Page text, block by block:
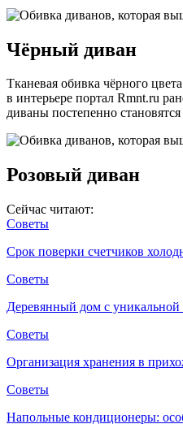
Чёрный диван
Тканевая обивка чёрного
в интерьере портал Rmnt.ru
диваны постепенно
Розовый диван
Сейчас читают:
Советы
Срок поверки счетчиков
Советы
Деревянный дом с
Советы
Организация хранения в
Советы
Напольные кондиционеры: